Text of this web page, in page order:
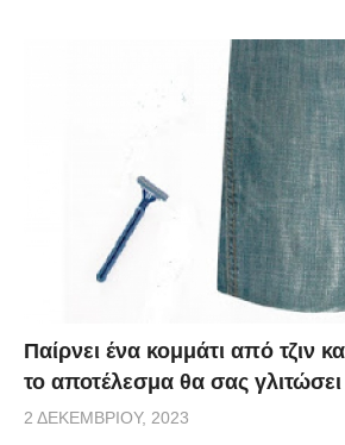
Παίρνει ένα κομμάτι από τζιν
το αποτέλεσμα θα σας
2 ΔΕΚΕΜΒΡΊΟΥ, 2023